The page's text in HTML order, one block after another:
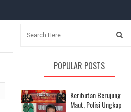
POPULAR POSTS
Keributan Berujung
Maut, Polisi Ungkap